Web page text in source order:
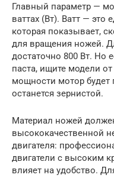
Главный параметр —
ваттах (Вт). Ватт —
которая показывает,
для вращения ножей.
достаточно 800 Вт. Но
паста, ищите модели
мощности мотор будет
останется зернистой.
Материал ножей
высококачественной
двигателя:
двигатели с высоким
влияет на удобство.